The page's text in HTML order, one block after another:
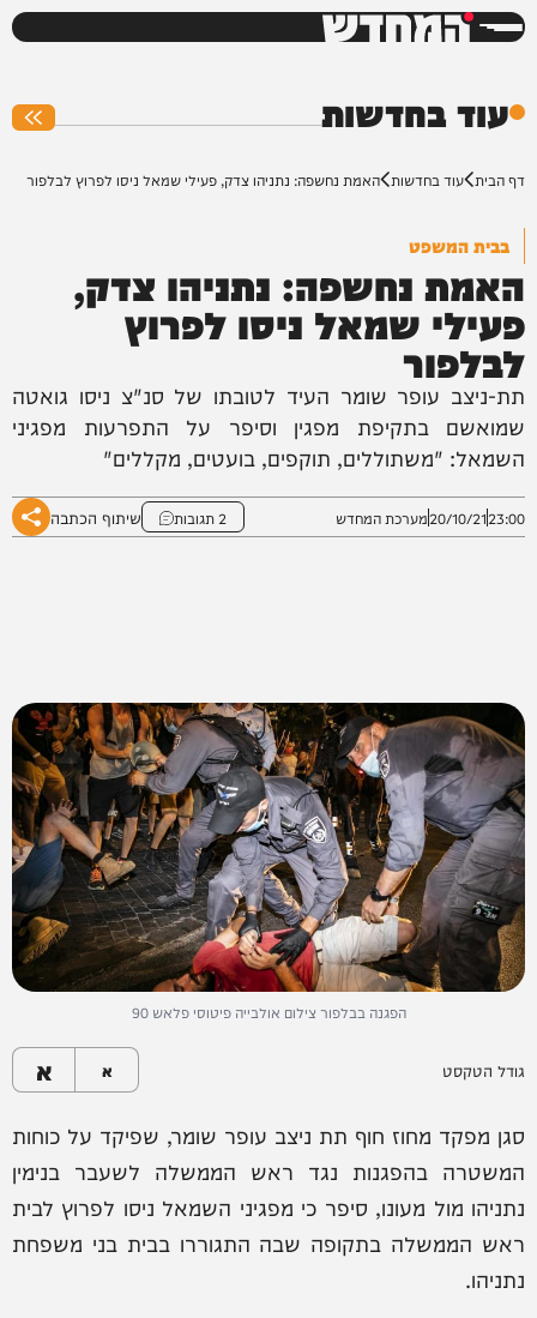
המחדש
עוד בחדשות
דף הבית עוד בחדשות האמת נחשפה: נתניהו צדק, פעילי שמאל ניסו לפרוץ לבלפור
בבית המשפט
האמת נחשפה: נתניהו צדק,
פעילי שמאל ניסו לפרוץ
לבלפור
תת-ניצב עופר שומר העיד לטובתו של סנ"צ ניסו גואטה
שמואשם בתקיפת מפגין וסיפר על התפרעות מפגיני
השמאל: "משתוללים, תוקפים, בועטים, מקללים"
23:00
20/10/21מערכת המחדש 2 תגובות שיתוף הכתבה
הפגנה בבלפור צילום אולבייה פיטוסי פלאש 90
גודל הטקסט א א
סגן מפקד מחוז חוף תת ניצב עופר שומר, שפיקד על כוחות
המשטרה בהפגנות נגד ראש הממשלה לשעבר בנימין
נתניהו מול מעונו, סיפר כי מפגיני השמאל ניסו לפרוץ לבית
ראש הממשלה בתקופה שבה התגוררו בבית בני משפחת
נתניהו.